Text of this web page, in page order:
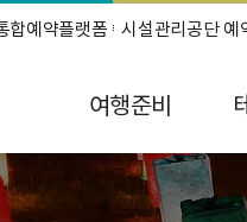
합예약플랫폼 시설관리공단 예
여행준비